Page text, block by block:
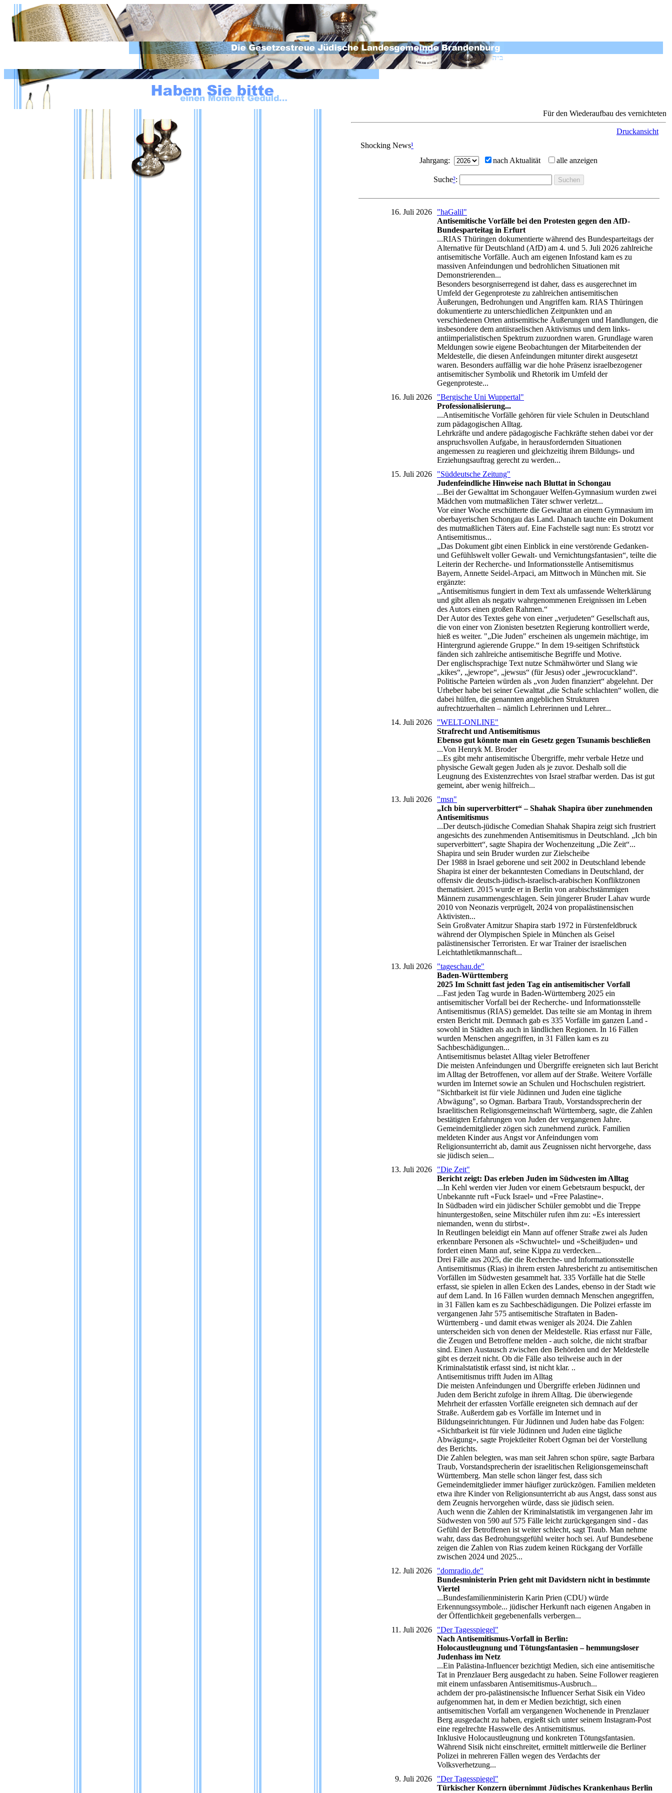
Für den Wiederaufbau des vernichteten
Druckansicht
Shocking News¹
Jahrgang:
nach Aktualität alle anzeigen
Suche²:
16. Juli 2026
"haGalil"
Antisemitische Vorfälle bei den Protesten gegen den AfD-
Bundesparteitag in Erfurt
...RIAS Thüringen dokumentierte während des Bundesparteitags der
Alternative für Deutschland (AfD) am 4. und 5. Juli 2026 zahlreiche
antisemitische Vorfälle. Auch am eigenen Infostand kam es zu
massiven Anfeindungen und bedrohlichen Situationen mit
Demonstrierenden...
Besonders besorgniserregend ist daher, dass es ausgerechnet im
Umfeld der Gegenproteste zu zahlreichen antisemitischen
Äußerungen, Bedrohungen und Angriffen kam. RIAS Thüringen
dokumentierte zu unterschiedlichen Zeitpunkten und an
verschiedenen Orten antisemitische Äußerungen und Handlungen, die
insbesondere dem antiisraelischen Aktivismus und dem links-
antiimperialistischen Spektrum zuzuordnen waren. Grundlage waren
Meldungen sowie eigene Beobachtungen der Mitarbeitenden der
Meldestelle, die diesen Anfeindungen mitunter direkt ausgesetzt
waren. Besonders auffällig war die hohe Präsenz israelbezogener
antisemitischer Symbolik und Rhetorik im Umfeld der
Gegenproteste...
16. Juli 2026
"Bergische Uni Wuppertal"
Professionalisierung...
...Antisemitische Vorfälle gehören für viele Schulen in Deutschland
zum pädagogischen Alltag.
Lehrkräfte und andere pädagogische Fachkräfte stehen dabei vor der
anspruchsvollen Aufgabe, in herausfordernden Situationen
angemessen zu reagieren und gleichzeitig ihrem Bildungs- und
Erziehungsauftrag gerecht zu werden...
15. Juli 2026
"Süddeutsche Zeitung"
Judenfeindliche Hinweise nach Bluttat in Schongau
...Bei der Gewalttat im Schongauer Welfen-Gymnasium wurden zwei
Mädchen vom mutmaßlichen Täter schwer verletzt...
Vor einer Woche erschütterte die Gewalttat an einem Gymnasium im
oberbayerischen Schongau das Land. Danach tauchte ein Dokument
des mutmaßlichen Täters auf. Eine Fachstelle sagt nun: Es strotzt vor
Antisemitismus...
„Das Dokument gibt einen Einblick in eine verstörende Gedanken-
und Gefühlswelt voller Gewalt- und Vernichtungsfantasien“, teilte die
Leiterin der Recherche- und Informationsstelle Antisemitismus
Bayern, Annette Seidel-Arpaci, am Mittwoch in München mit. Sie
ergänzte:
„Antisemitismus fungiert in dem Text als umfassende Welterklärung
und gibt allen als negativ wahrgenommenen Ereignissen im Leben
des Autors einen großen Rahmen.“
Der Autor des Textes gehe von einer „verjudeten“ Gesellschaft aus,
die von einer von Zionisten besetzten Regierung kontrolliert werde,
hieß es weiter. "„Die Juden" erscheinen als ungemein mächtige, im
Hintergrund agierende Gruppe.“ In dem 19-seitigen Schriftstück
fänden sich zahlreiche antisemitische Begriffe und Motive.
Der englischsprachige Text nutze Schmähwörter und Slang wie
„kikes“, „jewrope“, „jewsus“ (für Jesus) oder „jewrocuckland“.
Politische Parteien würden als „von Juden finanziert“ abgelehnt. Der
Urheber habe bei seiner Gewalttat „die Schafe schlachten“ wollen, die
dabei hülfen, die genannten angeblichen Strukturen
aufrechtzuerhalten – nämlich Lehrerinnen und Lehrer...
14. Juli 2026
"WELT-ONLINE"
Strafrecht und Antisemitismus
Ebenso gut könnte man ein Gesetz gegen Tsunamis beschließen
...Von Henryk M. Broder
...Es gibt mehr antisemitische Übergriffe, mehr verbale Hetze und
physische Gewalt gegen Juden als je zuvor. Deshalb soll die
Leugnung des Existenzrechtes von Israel strafbar werden. Das ist gut
gemeint, aber wenig hilfreich...
13. Juli 2026
"msn"
„Ich bin superverbittert“ – Shahak Shapira über zunehmenden
Antisemitismus
...Der deutsch-jüdische Comedian Shahak Shapira zeigt sich frustriert
angesichts des zunehmenden Antisemitismus in Deutschland. „Ich bin
superverbittert“, sagte Shapira der Wochenzeitung „Die Zeit“...
Shapira und sein Bruder wurden zur Zielscheibe
Der 1988 in Israel geborene und seit 2002 in Deutschland lebende
Shapira ist einer der bekanntesten Comedians in Deutschland, der
offensiv die deutsch-jüdisch-israelisch-arabischen Konfliktzonen
thematisiert. 2015 wurde er in Berlin von arabischstämmigen
Männern zusammengeschlagen. Sein jüngerer Bruder Lahav wurde
2010 von Neonazis verprügelt, 2024 von propalästinensischen
Aktivisten...
Sein Großvater Amitzur Shapira starb 1972 in Fürstenfeldbruck
während der Olympischen Spiele in München als Geisel
palästinensischer Terroristen. Er war Trainer der israelischen
Leichtathletikmannschaft...
13. Juli 2026
"tageschau.de"
Baden-Württemberg
2025 Im Schnitt fast jeden Tag ein antisemitischer Vorfall
...Fast jeden Tag wurde in Baden-Württemberg 2025 ein
antisemitischer Vorfall bei der Recherche- und Informationsstelle
Antisemitismus (RIAS) gemeldet. Das teilte sie am Montag in ihrem
ersten Bericht mit. Demnach gab es 335 Vorfälle im ganzen Land -
sowohl in Städten als auch in ländlichen Regionen. In 16 Fällen
wurden Menschen angegriffen, in 31 Fällen kam es zu
Sachbeschädigungen...
Antisemitismus belastet Alltag vieler Betroffener
Die meisten Anfeindungen und Übergriffe ereigneten sich laut Bericht
im Alltag der Betroffenen, vor allem auf der Straße. Weitere Vorfälle
wurden im Internet sowie an Schulen und Hochschulen registriert.
"Sichtbarkeit ist für viele Jüdinnen und Juden eine tägliche
Abwägung", so Ogman. Barbara Traub, Vorstandssprecherin der
Israelitischen Religionsgemeinschaft Württemberg, sagte, die Zahlen
bestätigten Erfahrungen von Juden der vergangenen Jahre.
Gemeindemitglieder zögen sich zunehmend zurück. Familien
meldeten Kinder aus Angst vor Anfeindungen vom
Religionsunterricht ab, damit aus Zeugnissen nicht hervorgehe, dass
sie jüdisch seien...
13. Juli 2026
"Die Zeit"
Bericht zeigt: Das erleben Juden im Südwesten im Alltag
...In Kehl werden vier Juden vor einem Gebetsraum bespuckt, der
Unbekannte ruft «Fuck Israel» und «Free Palastine».
In Südbaden wird ein jüdischer Schüler gemobbt und die Treppe
hinuntergestoßen, seine Mitschüler rufen ihm zu: «Es interessiert
niemanden, wenn du stirbst».
In Reutlingen beleidigt ein Mann auf offener Straße zwei als Juden
erkennbare Personen als «Schwuchtel» und «Scheißjuden» und
fordert einen Mann auf, seine Kippa zu verdecken...
Drei Fälle aus 2025, die die Recherche- und Informationsstelle
Antisemitismus (Rias) in ihrem ersten Jahresbericht zu antisemitischen
Vorfällen im Südwesten gesammelt hat. 335 Vorfälle hat die Stelle
erfasst, sie spielen in allen Ecken des Landes, ebenso in der Stadt wie
auf dem Land. In 16 Fällen wurden demnach Menschen angegriffen,
in 31 Fällen kam es zu Sachbeschädigungen. Die Polizei erfasste im
vergangenen Jahr 575 antisemitische Straftaten in Baden-
Württemberg - und damit etwas weniger als 2024. Die Zahlen
unterscheiden sich von denen der Meldestelle. Rias erfasst nur Fälle,
die Zeugen und Betroffene melden - auch solche, die nicht strafbar
sind. Einen Austausch zwischen den Behörden und der Meldestelle
gibt es derzeit nicht. Ob die Fälle also teilweise auch in der
Kriminalstatistik erfasst sind, ist nicht klar. ..
Antisemitismus trifft Juden im Alltag
Die meisten Anfeindungen und Übergriffe erleben Jüdinnen und
Juden dem Bericht zufolge in ihrem Alltag. Die überwiegende
Mehrheit der erfassten Vorfälle ereigneten sich demnach auf der
Straße. Außerdem gab es Vorfälle im Internet und in
Bildungseinrichtungen. Für Jüdinnen und Juden habe das Folgen:
«Sichtbarkeit ist für viele Jüdinnen und Juden eine tägliche
Abwägung», sagte Projektleiter Robert Ogman bei der Vorstellung
des Berichts.
Die Zahlen belegten, was man seit Jahren schon spüre, sagte Barbara
Traub, Vorstandsprecherin der israelitischen Religionsgemeinschaft
Württemberg. Man stelle schon länger fest, dass sich
Gemeindemitglieder immer häufiger zurückzögen. Familien meldeten
etwa ihre Kinder von Religionsunterricht ab aus Angst, dass sonst aus
dem Zeugnis hervorgehen würde, dass sie jüdisch seien.
Auch wenn die Zahlen der Kriminalstatistik im vergangenen Jahr im
Südwesten von 590 auf 575 Fälle leicht zurückgegangen sind - das
Gefühl der Betroffenen ist weiter schlecht, sagt Traub. Man nehme
wahr, dass das Bedrohungsgefühl weiter hoch sei. Auf Bundesebene
zeigen die Zahlen von Rias zudem keinen Rückgang der Vorfälle
zwischen 2024 und 2025...
12. Juli 2026
"domradio.de"
Bundesministerin Prien geht mit Davidstern nicht in bestimmte
Viertel
...Bundesfamilienministerin Karin Prien (CDU) würde
Erkennungssymbole... jüdischer Herkunft nach eigenen Angaben in
der Öffentlichkeit gegebenenfalls verbergen...
11. Juli 2026
"Der Tagesspiegel"
Nach Antisemitismus-Vorfall in Berlin:
Holocaustleugnung und Tötungsfantasien – hemmungsloser
Judenhass im Netz
...Ein Palästina-Influencer bezichtigt Medien, sich eine antisemitische
Tat in Prenzlauer Berg ausgedacht zu haben. Seine Follower reagieren
mit einem unfassbaren Antisemitismus-Ausbruch...
achdem der pro-palästinensische Influencer Serhat Sisik ein Video
aufgenommen hat, in dem er Medien bezichtigt, sich einen
antisemitischen Vorfall am vergangenen Wochenende in Prenzlauer
Berg ausgedacht zu haben, ergießt sich unter seinem Instagram-Post
eine regelrechte Hasswelle des Antisemitismus.
Inklusive Holocaustleugnung und konkreten Tötungsfantasien.
Während Sisik nicht einschreitet, ermittelt mittlerweile die Berliner
Polizei in mehreren Fällen wegen des Verdachts der
Volksverhetzung...
9. Juli 2026
"Der Tagesspiegel"
Türkischer Konzern übernimmt Jüdisches Krankenhaus Berlin